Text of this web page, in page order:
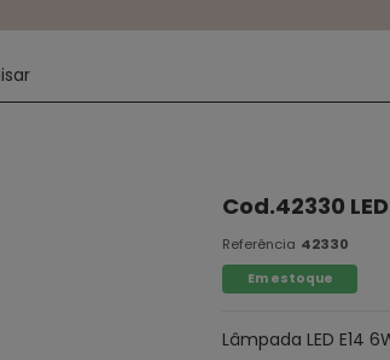
Cod.42330
Referência 42330
Em estoque
Lâmpada LED E14